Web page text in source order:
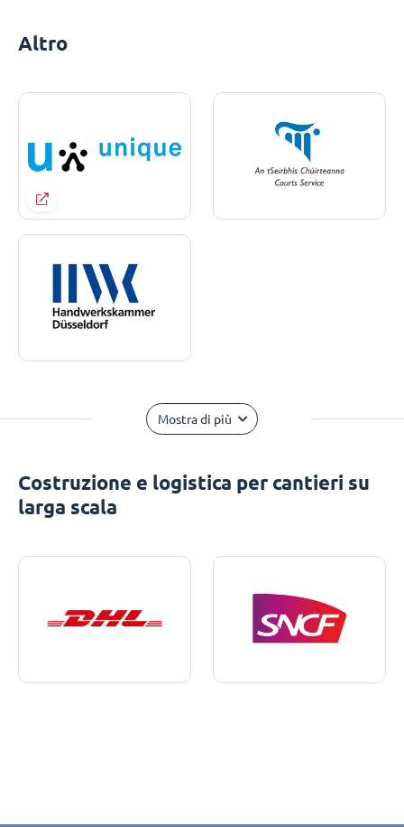
Altro
Mostra di più
Costruzione e logistica per cantieri su
larga scala